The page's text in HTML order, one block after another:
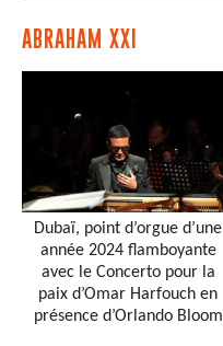
ABRAHAM XXI
Dubaï, point d’orgue d’une
année 2024 flamboyante
avec le Concerto pour la
paix d’Omar Harfouch en
présence d’Orlando Bloom